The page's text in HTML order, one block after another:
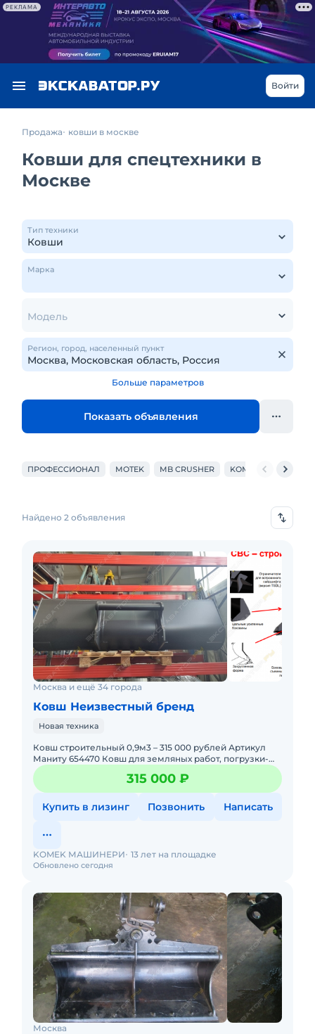
РЕКЛАМА
Войти
Продажа ковши в москве
Ковши для спецтехники в
Москве
Тип техники
Марка
Модель
Регион, город, населенный пункт
Больше параметров
Показать объявления
ПРОФЕССИОНАЛ MOTEK MB CRUSHER KOMATSU
Найдено 2 объявления
Москва и ещё 34 города
Ковш Неизвестный бренд
Новая техника
Ковш строительный 0,9м3 – 315 000 рублей Артикул
Маниту 654470 Ковш для земляных работ, погрузки-
разгрузки земли или щебня. Работа с материалами
плотностью
315 000 ₽
Купить в лизинг Позвонить Написать
Обновлено сегодня
KOMEK МАШИНЕРИ 13 лет на площадке
Москва